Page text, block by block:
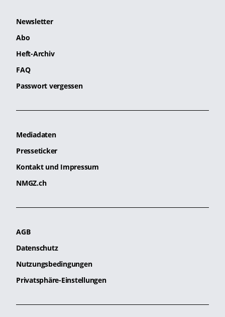
Newsletter
Abo
Heft-Archiv
FAQ
Passwort vergessen
Mediadaten
Presseticker
Kontakt und Impressum
NMGZ.ch
AGB
Datenschutz
Nutzungsbedingungen
Privatsphäre-Einstellungen